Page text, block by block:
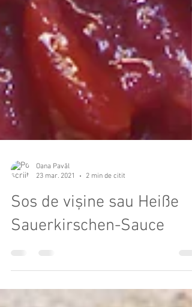
Oana Pavăl
23 mar. 2021
2 min de citit
Sauerkirschen-Sauce